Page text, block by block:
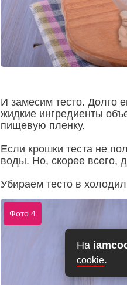
На
cookie.
И замесим тесто. Долго
жидкие ингредиенты
пищевую пленку.
Если крошки теста не
воды. Но, скорее всего,
Убираем тесто в
Фото 4